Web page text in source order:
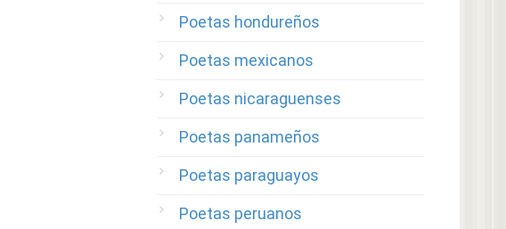
Poetas hondureños
Poetas mexicanos
Poetas nicaraguenses
Poetas panameños
Poetas paraguayos
Poetas peruanos